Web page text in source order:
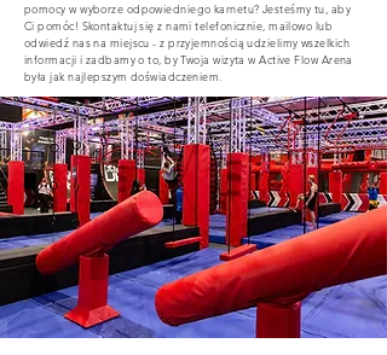
pomocy w wyborze odpowiedniego karnetu? Jesteśmy tu, aby
Ci pomóc! Skontaktuj się z nami telefonicznie, mailowo lub
odwiedź nas na miejscu - z przyjemnością udzielimy wszelkich
informacji i zadbamy o to, by Twoja wizyta w Active Flow Arena
była jak najlepszym doświadczeniem.